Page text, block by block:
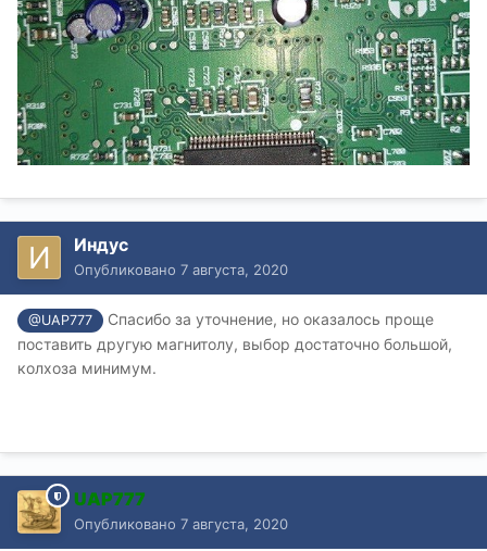
Индус
Опубликовано 7 августа, 2020
@UAP777
Спасибо за уточнение, но оказалось проще
поставить другую магнитолу, выбор достаточно большой,
колхоза минимум.
UAP777
Опубликовано 7 августа, 2020